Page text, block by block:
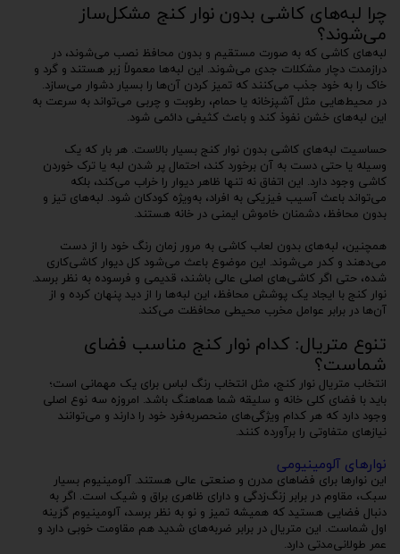
چرا لبه‌های کاشی بدون نوار کنج مشکل‌ساز
می‌شوند؟
لبه‌های کاشی که به صورت مستقیم و بدون محافظ نصب می‌شوند، در
درازمدت دچار مشکلات جدی می‌شوند. این لبه‌ها معمولاً زبر هستند و گرد و
خاک را به خود جذب می‌کنند که تمیز کردن آن‌ها را بسیار دشوار می‌سازد.
در محیط‌هایی مثل آشپزخانه یا حمام، رطوبت و چربی می‌تواند به سرعت به
این لبه‌های خشن نفوذ کند و باعث کثیفی دائمی شود.
حساسیت لبه‌های کاشی بدون نوار کنج بسیار بالاست. هر بار که یک
وسیله یا حتی دست به آن برخورد کند، احتمال پر شدن لبه یا ترک خوردن
کاشی وجود دارد. این اتفاق نه تنها ظاهر دیوار را خراب می‌کند، بلکه
می‌تواند باعث آسیب فیزیکی به افراد، به‌ویژه کودکان شود. لبه‌های تیز و
بدون محافظ، دشمنان خاموش ایمنی در خانه هستند.
همچنین، لبه‌های بدون لعاب کاشی به مرور زمان رنگ خود را از دست
می‌دهند و کدر می‌شوند. این موضوع باعث می‌شود کل دیوار کاشی‌کاری
شده، حتی اگر کاشی‌های اصلی عالی باشند، قدیمی و فرسوده به نظر برسد.
نوار کنج با ایجاد یک پوشش محافظ، این لبه‌ها را از دید پنهان کرده و از
آن‌ها در برابر عوامل مخرب محیطی محافظت می‌کند.
تنوع متریال: کدام نوار کنج مناسب فضای
شماست؟
انتخاب متریال نوار کنج، مثل انتخاب رنگ لباس برای یک مهمانی است؛
باید با فضای کلی خانه و سلیقه شما هماهنگ باشد. امروزه سه نوع اصلی
وجود دارد که هر کدام ویژگی‌های منحصر‌به‌فرد خود را دارند و می‌توانند
نیازهای متفاوتی را برآورده کنند.
نوارهای آلومینیومی
این نوارها برای فضاهای مدرن و صنعتی عالی هستند. آلومینیوم بسیار
سبک، مقاوم در برابر زنگ‌زدگی و دارای ظاهری براق و شیک است. اگر به
دنبال فضایی هستید که همیشه تمیز و نو به نظر برسد، آلومینیوم گزینه
اول شماست. این متریال در برابر ضربه‌های شدید هم مقاومت خوبی دارد و
عمر طولانی‌مدتی دارد.